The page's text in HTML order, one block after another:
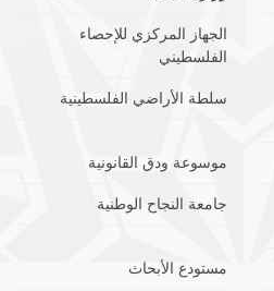
الجهاز المركزي للإحصاء
الفلسطيني
سلطة الأراضي الفلسطينية
موسوعة ودق القانونية
جامعة النجاح الوطنية
مستودع الأبحاث